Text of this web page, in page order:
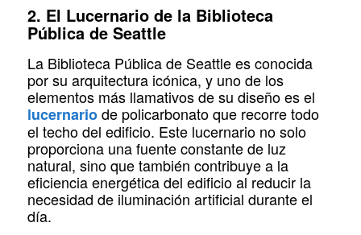
2. El Lucernario de la Biblioteca
Pública de Seattle
La Biblioteca Pública de Seattle es conocida
por su arquitectura icónica, y uno de los
elementos más llamativos de su diseño es el
lucernariode policarbonato que recorre todo
el techo del edificio. Este lucernario no solo
proporciona una fuente constante de luz
natural, sino que también contribuye a la
eficiencia energética del edificio al reducir la
necesidad de iluminación artificial durante el
día.